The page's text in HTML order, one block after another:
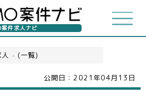
案件求人ナビ
› (一覧)
公開日： 2021年04月13日